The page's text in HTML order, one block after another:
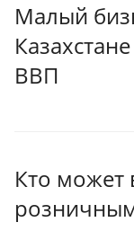
Малый
ВВП
Кто может